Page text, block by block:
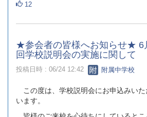
12
★参会者の皆様へお知らせ★ 6
回学校説明会の実施に関して
投稿日時 : 06/24 12:42 附属中学校
この度は、学校説明会にお申込みい
います。